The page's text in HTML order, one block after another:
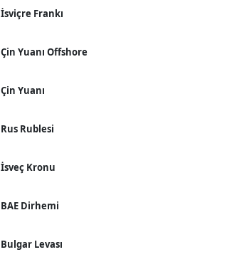
İsviçre Frankı
Çin Yuanı Offshore
Çin Yuanı
Rus Rublesi
İsveç Kronu
BAE Dirhemi
Bulgar Levası